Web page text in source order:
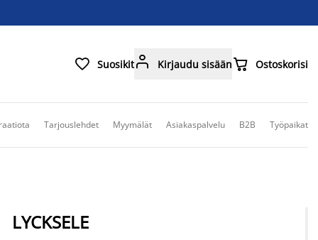
 Suosikit Kirjaudu sisään Ostoskorisi
Tarjouslehdet Myymälät Asiakaspalvelu B2B Työpaikat
LYCKSELE